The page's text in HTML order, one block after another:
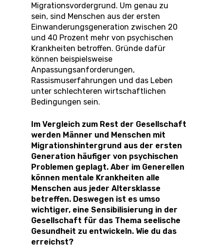
Migrationsvordergrund. Um genau zu
sein, sind Menschen aus der ersten
Einwanderungsgeneration zwischen 20
und 40 Prozent mehr von psychischen
Krankheiten betroffen. Gründe dafür
können beispielsweise
Anpassungsanforderungen,
Rassismuserfahrungen und das Leben
unter schlechteren wirtschaftlichen
Bedingungen sein.
Im Vergleich zum Rest der Gesellschaft
werden Männer und Menschen mit
Migrationshintergrund aus der ersten
Generation häufiger von psychischen
Problemen geplagt. Aber im Generellen
können mentale Krankheiten alle
Menschen aus jeder Altersklasse
betreffen. Deswegen ist es umso
wichtiger, eine Sensibilisierung in der
Gesellschaft für das Thema seelische
Gesundheit zu entwickeln. Wie du das
erreichst?